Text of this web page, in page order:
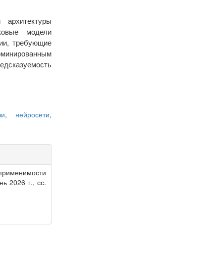
модели
требующие
, нейросети,
2026 г., сс.